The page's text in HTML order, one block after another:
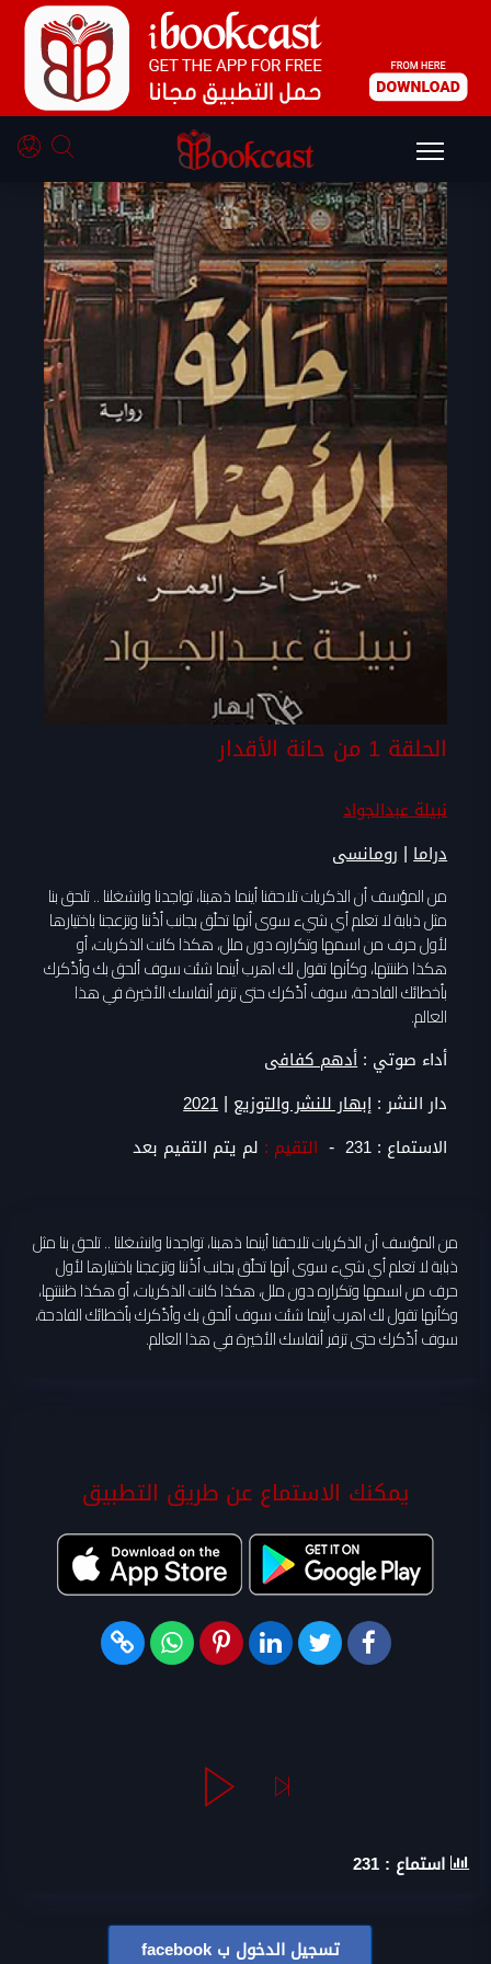
الحلقة 1 من حانة الأقدار
نبيلة عبدالجواد
دراما|رومانسى
من المؤسف أن الذكريات تلاحقنا أينما ذهبنا، تواجدنا وانشغلنا .. تلحق بنا
مثل ذبابة لا تعلم أي شيء سوى أنها تحلّق بجانب أذُننا وتزعجنا باختيارها
لأول حرف من اسمها وتكراره دون ملل، هكذا كانت الذكريات، أو
هكذا ظننتها، وكأنها تقول لك اهرب أينما شئت سوف ألحق بك وأذّكرك
بأخطائك الفادحة، سوف أذّكرك حتى تزفر أنفاسك الأخيرة في هذا
العالم.
أداء صوتي :أدهم كفافى
دار النشر : إبهار للنشر والتوزيع |
2021
الاستماع : 231
- التقيم : لم يتم التقيم بعد
من المؤسف أن الذكريات تلاحقنا أينما ذهبنا، تواجدنا وانشغلنا .. تلحق بنا مثل
ذبابة لا تعلم أي شيء سوى أنها تحلّق بجانب أذُننا وتزعجنا باختيارها لأول
حرف من اسمها وتكراره دون ملل، هكذا كانت الذكريات، أو هكذا ظننتها،
وكأنها تقول لك اهرب أينما شئت سوف ألحق بك وأذّكرك بأخطائك الفادحة،
سوف أذّكرك حتى تزفر أنفاسك الأخيرة في هذا العالم.
يمكنك الاستماع عن طريق التطبيق
استماع : 231
تسجيل الدخول بfacebook